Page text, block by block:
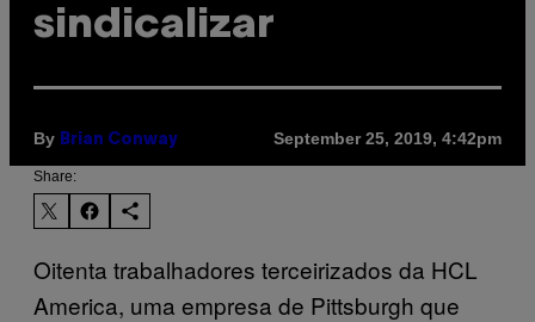
sindicalizar
By Brian Conway September 25, 2019, 4:42pm
Share:
Oitenta trabalhadores terceirizados da HCL
America, uma empresa de Pittsburgh que